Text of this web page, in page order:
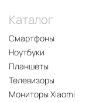
Каталог
Смартфоны
Ноутбуки
Планшеты
Телевизоры
Мониторы Xiaomi